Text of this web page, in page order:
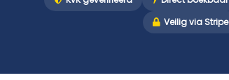
Veilig via Stripe